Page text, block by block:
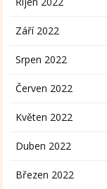
Září 2022
Srpen 2022
Červen 2022
Květen 2022
Duben 2022
Březen 2022